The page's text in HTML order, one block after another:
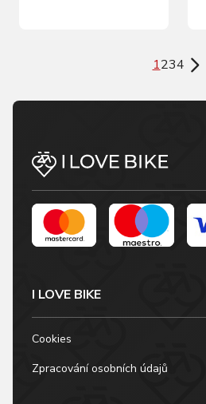
na sobě, tak o ní
téměř nevíte. Má
dlouhý…
1234
I LOVE BIKE
Cookies
Zpracování osobních údajů